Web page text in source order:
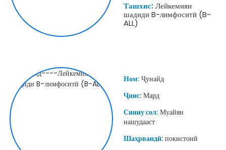
Ташхис:Лейкемияи
шадиди B-лимфоситӣ (B-
ALL)
Ном: Ҷунайд
Ҷинс: Мард
Синну сол: Муайян
нашудааст
Шаҳрвандӣ: покистонӣ